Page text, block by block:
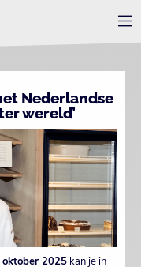
Nederlandse
wereld’
2025 kan je in